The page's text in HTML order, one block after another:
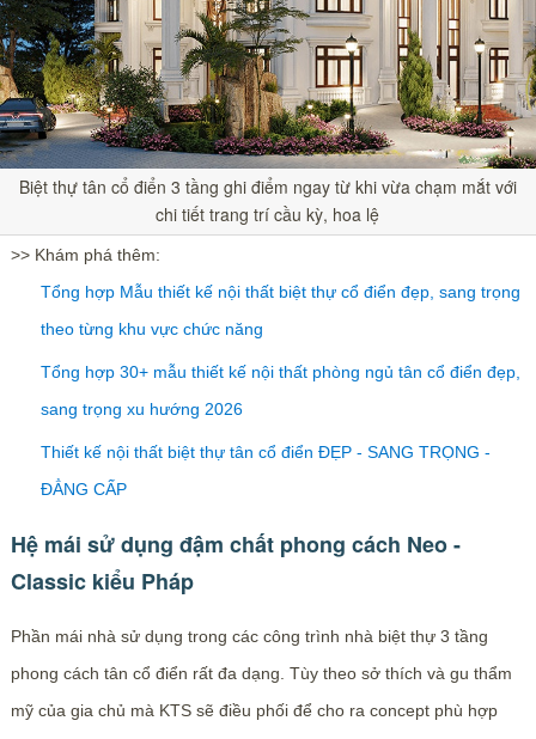
Biệt thự tân cổ điển 3 tầng ghi điểm ngay từ khi vừa chạm mắt với
chi tiết trang trí cầu kỳ, hoa lệ
>> Khám phá thêm:
Tổng hợp Mẫu thiết kế nội thất biệt thự cổ điển đẹp, sang trọng
theo từng khu vực chức năng
Tổng hợp 30+ mẫu thiết kế nội thất phòng ngủ tân cổ điển đẹp,
sang trọng xu hướng 2026
Thiết kế nội thất biệt thự tân cổ điển ĐẸP - SANG TRỌNG -
ĐẲNG CẤP
Hệ mái sử dụng đậm chất phong cách Neo -
Classic kiểu Pháp
Phần mái nhà sử dụng trong các công trình nhà biệt thự 3 tầng
phong cách tân cổ điển rất đa dạng. Tùy theo sở thích và gu thẩm
mỹ của gia chủ mà KTS sẽ điều phối để cho ra concept phù hợp